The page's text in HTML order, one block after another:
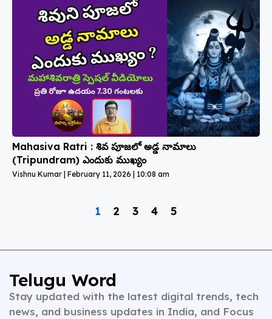
Mahasiva Ratri : శివ పూజలో అడ్డ నామాలు
(Tripundram) ఎందుకు ముఖ్యం
Vishnu Kumar February 11, 2026 10:08 am
1 2 3 4 5
Telugu Word
Stay updated with the latest digital trends, tech
news, and business updates in India, and Focus